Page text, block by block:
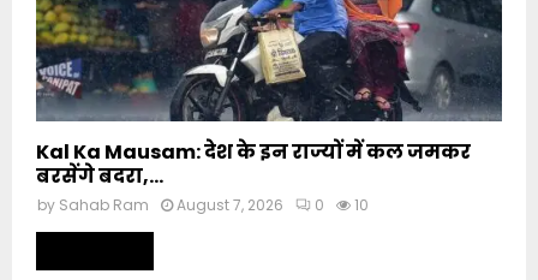
Kal Ka Mausam: देश के इन राज्यों में कल जमकर
बरसेंगे बदरा,...
by Sahab Ram August 7, 2026 0 10